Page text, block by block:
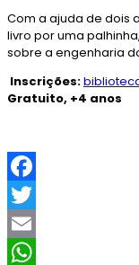
Com a ajuda de dois
livro por uma
sobre a engenharia
Inscrições:
Gratuito, +4 anos
F
a
c
T
w
E